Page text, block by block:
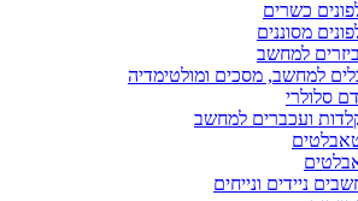
כשרים
מסוננים
למחשב
למחשב, מסכים ומולטימדיה
סלולרי
ועכברים למחשב
ניידים ונייחים